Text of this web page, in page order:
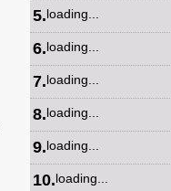
5.loading...
6.loading...
7.loading...
8.loading...
9.loading...
10.loading...